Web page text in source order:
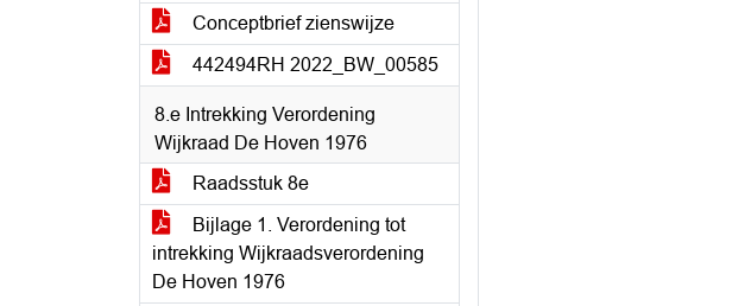
Conceptbrief zienswijze
442494RH 2022_BW_00585
8.e Intrekking Verordening
Wijkraad De Hoven 1976
Raadsstuk 8e
Bijlage 1. Verordening tot
intrekking Wijkraadsverordening
De Hoven 1976